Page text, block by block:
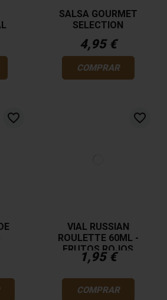
SALSA GOURMET
SELECTION
4,95 €
COMPRAR
favorite_border favorite_border
VIAL RUSSIAN
ROULETTE 60ML -
FRUTOS ROJOS
1,95 €
COMPRAR